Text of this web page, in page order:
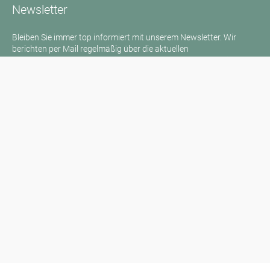
Newsletter
Bleiben Sie immer top informiert mit unserem Newsletter. Wir
berichten per Mail regelmäßig über die aktuellen